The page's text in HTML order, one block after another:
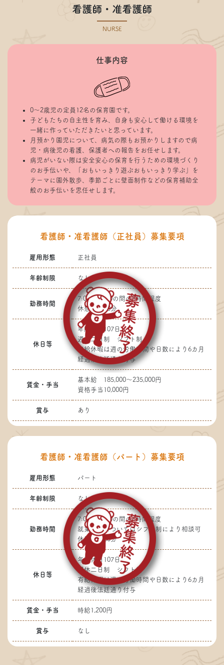
看護師・准看護師
NURSE
仕事内容
0～2歳児の定員12名の保育園です。
子どもたちの自主性を育み、自身も安心して働ける環境を
一緒に作っていただきたいと思っています。
月預かり園児について、病気の際もお預かりしますので病
児・病後児の看護、保護者への報告をお任せします。
病児がいない際は安全安心の保育を行うための環境づくり
のお手伝いや、「おもいっきり遊ぶおもいっきり学ぶ」を
テーマに園外散歩、季節ごとに壁面制作などの保育補助全
般のお手伝いを思任せします。
看護師・准看護師（正社員）募集要項
雇用形態 正社員
年齢制限 なし
勤務時間
7:00～20:00の間の8時間程度
休憩時間60分
休日等
年間休日107日
週休二日制 シフト制
有給休暇は週の労働時間や日数により6カ月
経過後法廷通り付与
賃金・手当
基本給 185,000～235,000円
資格手当10,000円
賞与 あり
看護師・准看護師（パート）募集要項
雇用形態 パート
年齢制限 なし
勤務時間
7:00～20:00の間の6時間程度
就業時間についてはシフト制により相談可
休憩時間60分
休日等
年間休日107日
週休二日制 シフト制
有給休暇は週の労働時間や日数により6カ月
経過後法廷通り付与
賃金・手当 時給1,200円
賞与 なし